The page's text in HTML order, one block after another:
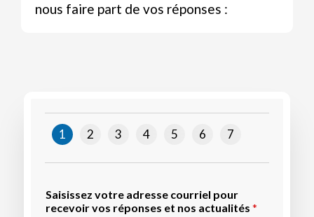
nous faire part de vos réponses :
1 2 3 4 5 6 7
Saisissez votre adresse courriel pour
recevoir vos réponses et nos actualités *